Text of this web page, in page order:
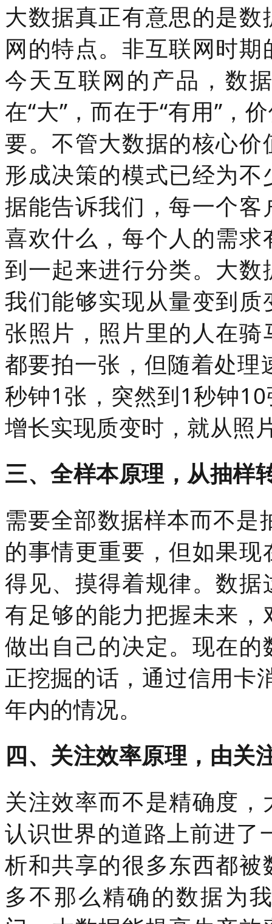
大数据真正有意思的是
网的特点。非互联网时
今天互联网的产品，数
在“大”，而在于“有用”，
要。不管大数据的核心
形成决策的模式已经为
据能告诉我们，每一个
喜欢什么，每个人的需
到一起来进行分类。大
我们能够实现从量变到
张照片，照片里的人在
都要拍一张，但随着处
秒钟1张，突然到1秒钟
增长实现质变时，就从照
三、全样本原理，从抽样
需要全部数据样本而不
的事情更重要，但如果
得见、摸得着规律。数
有足够的能力把握未来
做出自己的决定。现在
正挖掘的话，通过信用卡
年内的情况。
四、关注效率原理，由关
关注效率而不是精确度
认识世界的道路上前进了
析和共享的很多东西都
多不那么精确的数据为